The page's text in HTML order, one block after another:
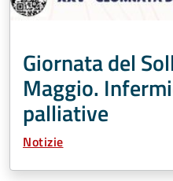
Giornata del
Maggio.
palliative
Tipo Contenuto:
Notizie